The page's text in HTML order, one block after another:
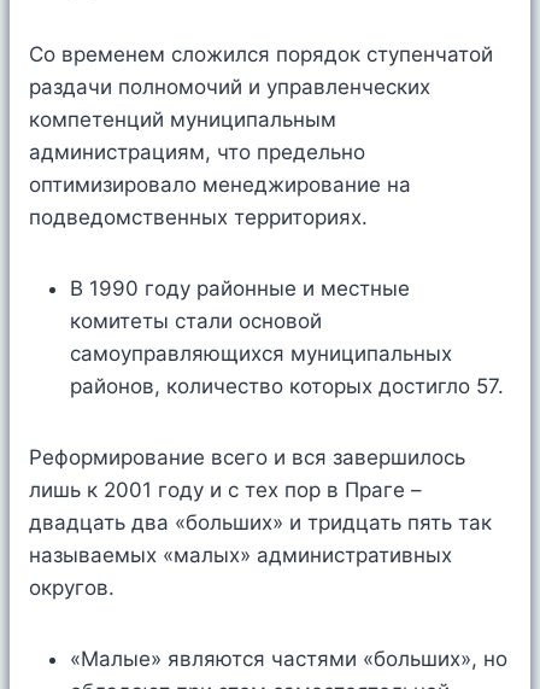
Со временем сложился порядок ступенчатой
раздачи полномочий и управленческих
компетенций муниципальным
администрациям, что предельно
оптимизировало менеджирование на
подведомственных территориях.
В 1990 году районные и местные
комитеты стали основой
самоуправляющихся муниципальных
районов, количество которых достигло 57.
Реформирование всего и вся завершилось
лишь к 2001 году и с тех пор в Праге –
двадцать два «больших» и тридцать пять так
называемых «малых» административных
округов.
«Малые» являются частями «больших», но